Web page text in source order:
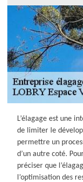
L’élagage est une
de limiter le
permettre un
d’un autre coté.
préciser que
l’optimisation des